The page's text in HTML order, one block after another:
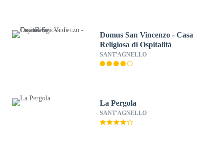
Domus San Vincenzo - Casa
Religiosa di Ospitalità
SANT'AGNELLO
La Pergola
SANT'AGNELLO